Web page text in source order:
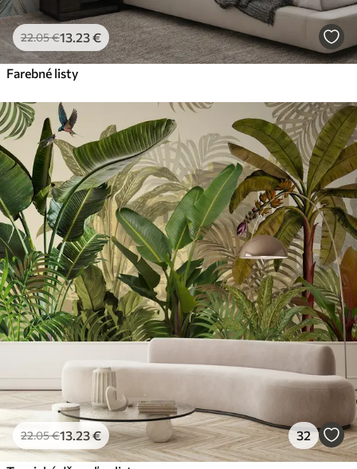
22.05€13 .23€
Farebné listy
22.05€13 .23€ 32